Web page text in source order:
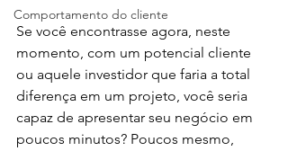
Comportamento do cliente
Se você encontrasse agora, neste
momento, com um potencial cliente
ou aquele investidor que faria a total
diferença em um projeto, você seria
capaz de apresentar seu negócio em
poucos minutos? Poucos mesmo,